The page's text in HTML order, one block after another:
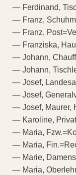
— Ferdinand,
— Franz,
— Franz,
— Franziska,
— Johann,
— Johann,
— Josef,
— Josef,
— Josef, Maurer,
— Karoline,
— Maria,
— Maria,
— Marie,
— Maria,